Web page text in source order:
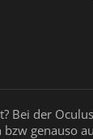
Bei der
genauso